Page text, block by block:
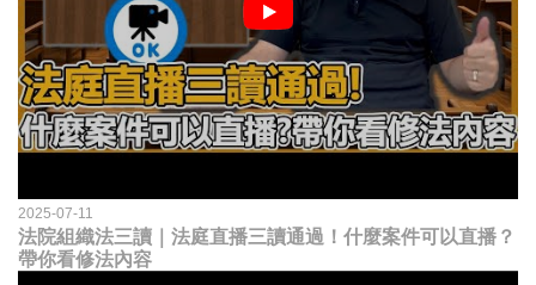
2025-07-11
法院組織法三讀｜法庭直播三讀通過！什麼案件可以直播？
帶你看修法內容